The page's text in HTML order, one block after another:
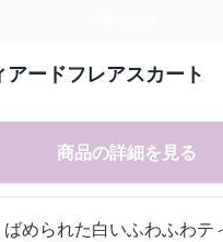
ードフレアスカート
商品の詳細を見る
められた白いふわふわテ